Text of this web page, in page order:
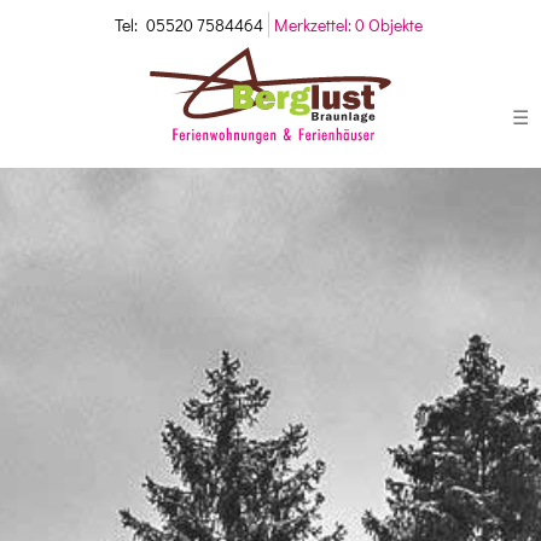
Tel: 05520 7584464 Merkzettel:0 Objekte
☰